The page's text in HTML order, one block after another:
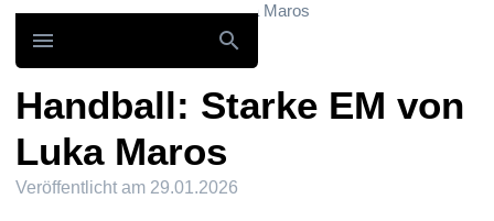
Handball: Starke EM von Luka Maros
Handball: Starke EM von
Luka Maros
Veröffentlicht am 29.01.2026